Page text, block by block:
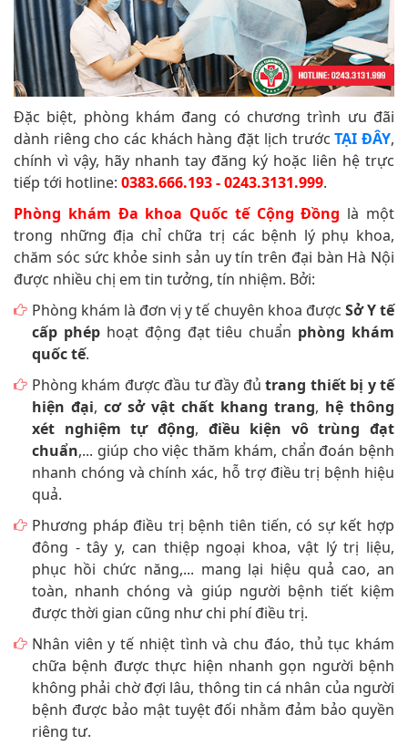
Đặc biệt, phòng khám đang có chương trình ưu đãi
dành riêng cho các khách hàng đặt lịch trướcTẠI ĐÂY,
chính vì vậy, hãy nhanh tay đăng ký hoặc liên hệ trực
tiếp tới hotline: 0383.666.193 - 0243.3131.999.
Phòng khám Đa khoa Quốc tế Cộng Đồng là một
trong những địa chỉ chữa trị các bệnh lý phụ khoa,
chăm sóc sức khỏe sinh sản uy tín trên đại bàn Hà Nội
được nhiều chị em tin tưởng, tín nhiệm. Bởi:
Phòng khám là đơn vị y tế chuyên khoa được Sở Y tế
cấp phéphoạt động đạt tiêu chuẩn phòng khám
quốc tế.
Phòng khám được đầu tư đầy đủtrang thiết bị y tế
hiện đại, cơ sở vật chất khang trang, hệ thông
xét nghiệm tự động, điều kiện vô trùng đạt
chuẩn,... giúp cho việc thăm khám, chẩn đoán bệnh
nhanh chóng và chính xác, hỗ trợ điều trị bệnh hiệu
quả.
Phương pháp điều trị bệnh tiên tiến, có sự kết hợp
đông - tây y, can thiệp ngoại khoa, vật lý trị liệu,
phục hồi chức năng,... mang lại hiệu quả cao, an
toàn, nhanh chóng và giúp người bệnh tiết kiệm
được thời gian cũng như chi phí điều trị.
Nhân viên y tế nhiệt tình và chu đáo, thủ tục khám
chữa bệnh được thực hiện nhanh gọn người bệnh
không phải chờ đợi lâu, thông tin cá nhân của người
bệnh được bảo mật tuyệt đối nhằm đảm bảo quyền
riêng tư.